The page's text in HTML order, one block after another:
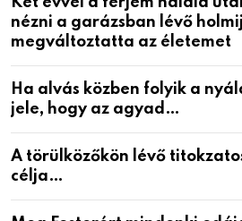
nézni a garázsban lévő
megváltoztatta az életemet
Ha alvás közben folyik a
jele, hogy az agyad…
A törülközőkön lévő
célja…